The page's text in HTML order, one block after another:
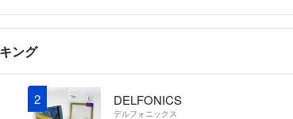
ング
2 DELFONICS
デルフォニックス